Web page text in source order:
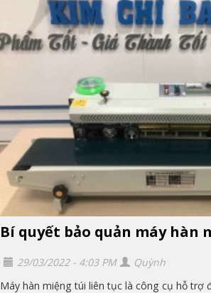
Bí quyết bảo quản máy hàn
29/03/2022 - 4:03 PM
Quỳnh
Máy hàn miệng túi liên tục là công cụ hỗ trợ